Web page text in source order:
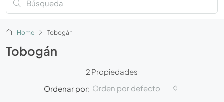
Home Tobogán
Tobogán
2 Propiedades
Ordenar por: Orden por defecto